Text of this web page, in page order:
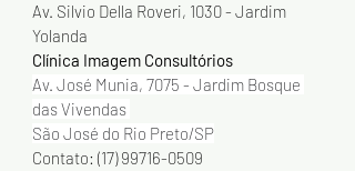
Av. Silvio Della Roveri, 1030 - Jardim
Yolanda
Clínica Imagem Consultórios
Av. José Munia, 7075 - Jardim Bosque
das Vivendas
São José do Rio Preto/SP
Contato: (17) 99716-0509